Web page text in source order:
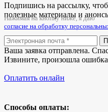
Подпишись на рассылку,
полезные материалы и
Нажимая на кнопку ниже, я даю
согласие на обработку
Ваша заявка отправлена.
Извините, произошла
Оплатить онлайн
Способы оплаты: